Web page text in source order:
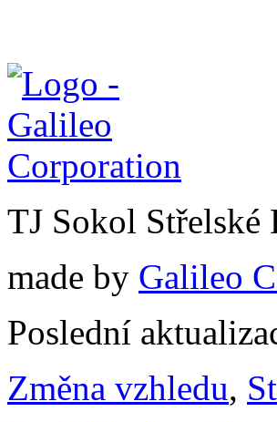
TJ Sokol
made by Galileo
Poslední
Změna vzhledu,